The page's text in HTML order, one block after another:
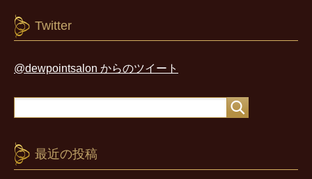
Twitter
@dewpointsalon からのツイート
最近の投稿